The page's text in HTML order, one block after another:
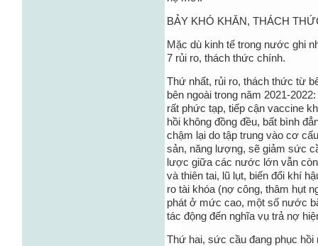
BẢY KHÓ KHĂN, THÁCH
Mặc dù kinh tế trong nước ghi
7 rủi ro, thách thức chính.
Thứ nhất, rủi ro, thách thức từ
bên ngoài trong năm 2021-
rất phức tạp, tiếp cận vaccine
hồi không đồng đều, bất bình
chậm lại do tập trung vào cơ
sản, năng lượng, sẽ giảm sức
lược giữa các nước lớn vẫn
và thiên tai, lũ lụt, biến đổi khí
ro tài khóa (nợ công, thâm hụt
phát ở mức cao, một số nước
tác động đến nghĩa vụ trả nợ
Thứ hai, sức cầu đang phục